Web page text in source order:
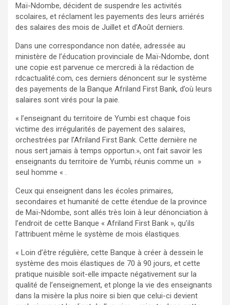
Maï-Ndombe, décident de suspendre les activités
scolaires, et réclament les payements des leurs arriérés
des salaires des mois de Juillet et d’Août derniers.
Dans une correspondance non datée, adressée au
ministère de l’éducation provinciale de Maï-Ndombe, dont
une copie est parvenue ce mercredi à la rédaction de
rdcactualité.com, ces derniers dénoncent sur le système
des payements de la Banque Afriland First Bank, d’où leurs
salaires sont virés pour la paie.
« l’enseignant du territoire de Yumbi est chaque fois
victime des irrégularités de payement des salaires,
orchestrées par l’Afriland First Bank. Cette dernière ne
nous sert jamais à temps opportun.», ont fait savoir les
enseignants du territoire de Yumbi, réunis comme un »
seul homme « .
Ceux qui enseignent dans les écoles primaires,
secondaires et humanité de cette étendue de la province
de Maï-Ndombe, sont allés très loin à leur dénonciation à
l’endroit de cette Banque « Afriland First Bank », qu’ils
l’attribuent même le système de mois élastiques.
« Loin d’être régulière, cette Banque à créer à dessein le
système des mois élastiques de 70 à 90 jours, et cette
pratique nuisible soit-elle impacte négativement sur la
qualité de l’enseignement, et plonge la vie des enseignants
dans la misère la plus noire si bien que celui-ci devient